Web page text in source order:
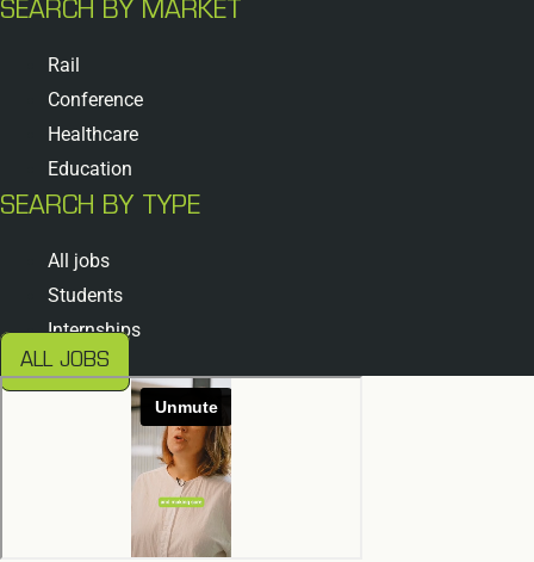
SEARCH BY MARKET
Rail
Conference
Healthcare
Education
SEARCH BY TYPE
All jobs
Students
Internships
ALL JOBS